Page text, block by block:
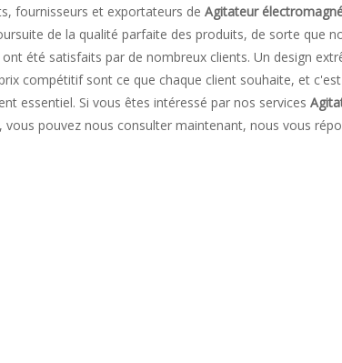
fournisseurs et exportateurs de Agitateur
de la qualité parfaite des produits, de sorte que
ont été satisfaits par de nombreux clients. Un design
compétitif sont ce que chaque client souhaite, et
essentiel. Si vous êtes intéressé par nos services
, vous pouvez nous consulter maintenant, nous vous